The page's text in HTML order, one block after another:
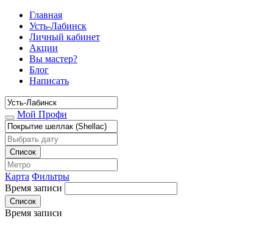
Главная
Усть-Лабинск
Личный кабинет
Акции
Вы мастер?
Блог
Написать
Мой Профи
Список
Карта Фильтры
Время записи
Список
Время записи